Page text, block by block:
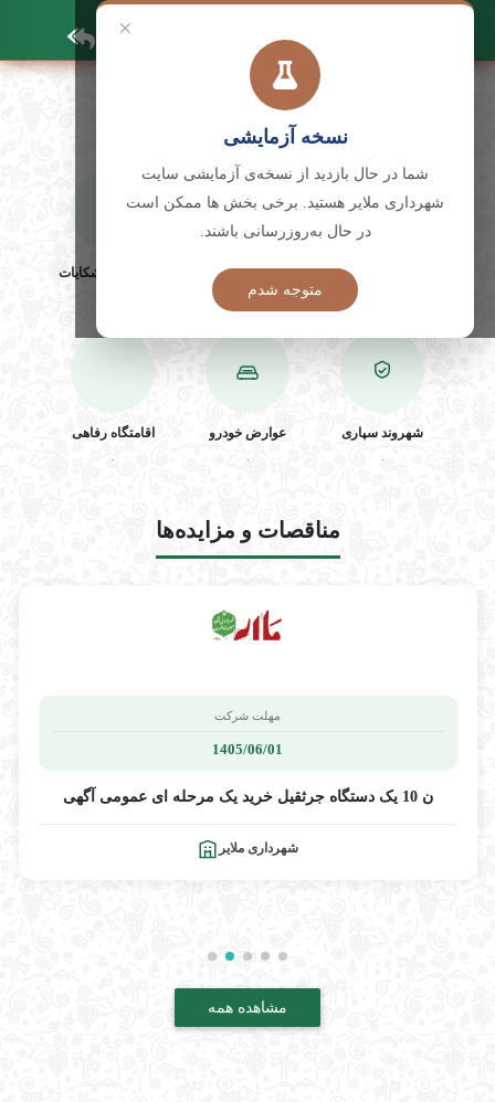
×
نسخه آزمایشی
شما در حال بازدید از نسخه‌ی آزمایشی سایت
شهرداری ملایر هستید. برخی بخش ‌ها ممکن است
در حال به‌روزرسانی باشند.
متوجه شدم
خدمات الکترونیک
باشگاه کارکنان ملاقات مردمی
.
رسیدگی ب شکایات
شهروند سپاری عوارض خودرو اقامتگاه رفاهی
مناقصات و مزایده‌ها
مهلت شرکت
1405/06/01
ن 10 یک دستگاه جرثقیل خرید یک مرحله ای عمومی آگهی
شهرداری ملایر
مشاهده همه